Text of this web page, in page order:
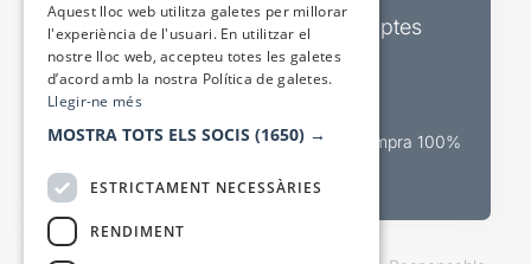
Butlletins d’actualitat i descomptes
Valora espectacles
Canal oficial de venda teatral Compra 100%
Aquest lloc web utilitza galetes per millorar
l'experiència de l'usuari. En utilitzar el
nostre lloc web, accepteu totes les galetes
d’acord amb la nostra Política de galetes.
Llegir-ne més
MOSTRA TOTS ELS SOCIS (1650) →
ESTRICTAMENT NECESSÀRIES
RENDIMENT